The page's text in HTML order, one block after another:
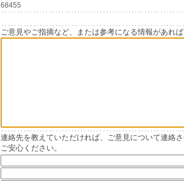
68455
ご意見やご指摘など、または参考になる情報があれ
連絡先を教えていただければ、ご意見について連絡
ご安心ください。